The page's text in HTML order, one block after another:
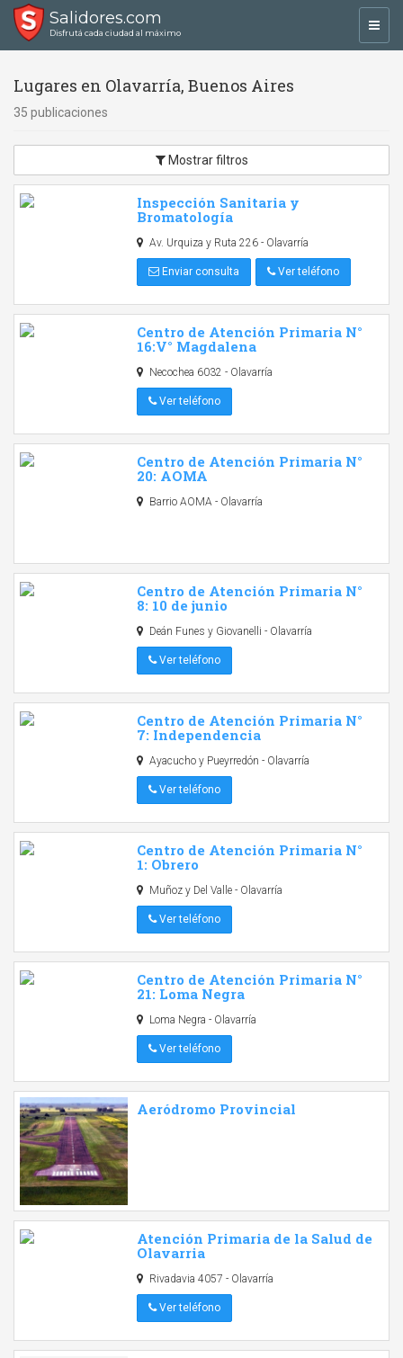
Salidores.com
Disfrutá cada ciudad al máximo
Lugares en Olavarría, Buenos Aires
35 publicaciones
Mostrar filtros
Inspección Sanitaria y
Bromatología
Av. Urquiza y Ruta 226 - Olavarría
Enviar consulta Ver teléfono
Centro de Atención Primaria N°
16:V° Magdalena
Necochea 6032 - Olavarría
Ver teléfono
Centro de Atención Primaria N°
20: AOMA
Barrio AOMA - Olavarría
Centro de Atención Primaria N°
8: 10 de junio
Deán Funes y Giovanelli - Olavarría
Ver teléfono
Centro de Atención Primaria N°
7: Independencia
Ayacucho y Pueyrredón - Olavarría
Ver teléfono
Centro de Atención Primaria N°
1: Obrero
Muñoz y Del Valle - Olavarría
Ver teléfono
Centro de Atención Primaria N°
21: Loma Negra
Loma Negra - Olavarría
Ver teléfono
Aeródromo Provincial
Atención Primaria de la Salud de
Olavarria
Rivadavia 4057 - Olavarría
Ver teléfono